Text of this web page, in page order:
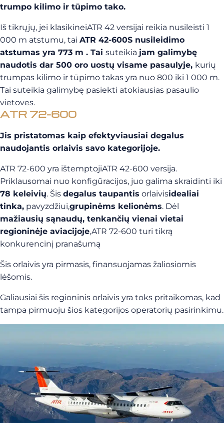
trumpo kilimo ir tūpimo tako.
Iš tikrųjų, jei klasikineiATR 42 versijai reikia nusileisti 1
000 m atstumu, tai ATR 42-600S nusileidimo
atstumas yra 773 m . Tai suteikia jam galimybę
naudotis dar 500 oro uostų visame pasaulyje, kurių
trumpas kilimo ir tūpimo takas yra nuo 800 iki 1 000 m.
Tai suteikia galimybę pasiekti atokiausias pasaulio
vietoves.
ATR 72-600
Jis pristatomas kaip efektyviausiai degalus
naudojantis orlaivis savo kategorijoje.
ATR 72-600 yra ištemptojiATR 42-600 versija.
Priklausomai nuo konfigūracijos, juo galima skraidinti iki
78 keleivių. Šis degalus taupantis orlaivisidealiai
tinka, pavyzdžiui,grupinėms kelionėms. Dėl
mažiausių sąnaudų, tenkančių vienai vietai
regioninėje aviacijoje,ATR 72-600 turi tikrą
konkurencinį pranašumą
Šis orlaivis yra pirmasis, finansuojamas žaliosiomis
lėšomis.
Galiausiai šis regioninis orlaivis yra toks pritaikomas, kad
tampa pirmuoju šios kategorijos operatorių pasirinkimu.